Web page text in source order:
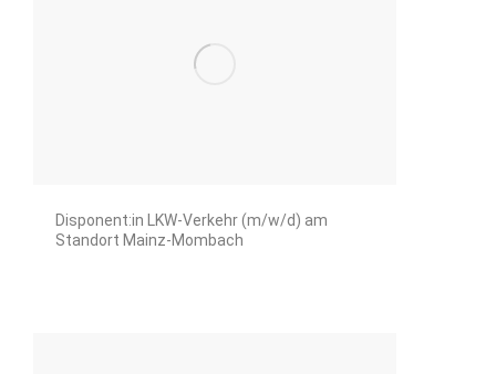
Disponent:in LKW-Verkehr (m/w/d) am
Standort Mainz-Mombach